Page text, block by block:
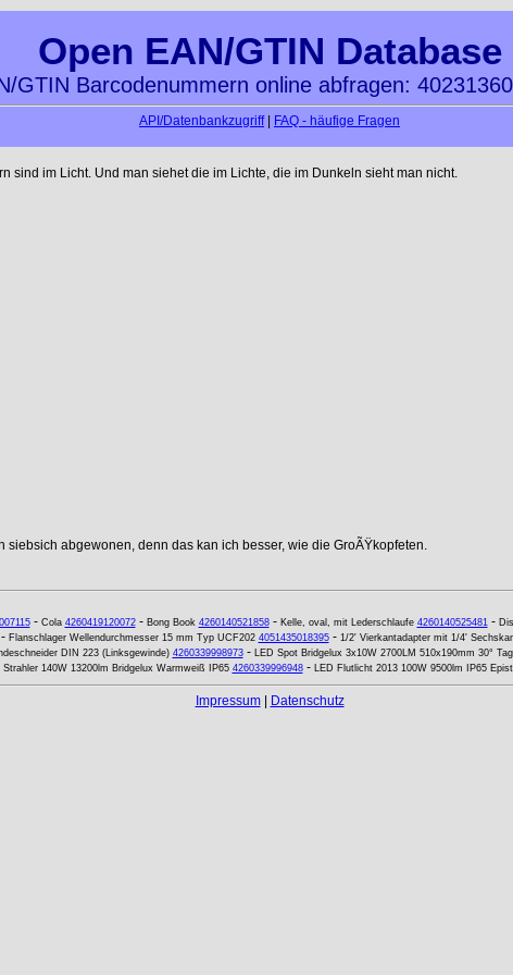
Open EAN/GTIN Database
GTIN Barcodenummern online abfragen:
API/Datenbankzugriff| FAQ - häufige Fragen
im Licht. Und man siehet die im Lichte, die im Dunkeln sieht man nicht.
abgewonen, denn das kan ich besser, wie die GroÃŸkopfeten.
- Cola 4260419120072- Bong Book 4260140521858- Kelle, oval, mit Lederschlaufe 4260140525481-
Flanschlager Wellendurchmesser 15 mm Typ UCF202 4051435018395- 1/2' Vierkantadapter mit 1/4'
DIN 223 (Linksgewinde) 4260339998973- LED Spot Bridgelux 3x10W 2700LM 510x190mm 30°
Strahler 140W 13200lm Bridgelux Warmweiß IP65 4260339996948- LED Flutlicht 2013 100W 9500lm IP65
Impressum| Datenschutz